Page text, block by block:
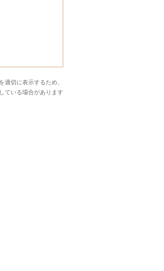
適切に表示するため、
ている場合があります